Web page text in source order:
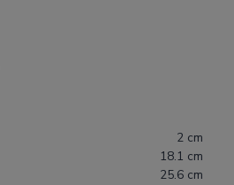
2 cm
18.1 cm
25.6 cm